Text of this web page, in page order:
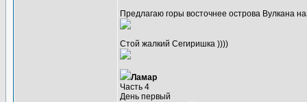
Предлагаю горы восточнее острова Вулкана
Стой жалкий Сегиришка ))))
Ламар
Часть 4
День первый